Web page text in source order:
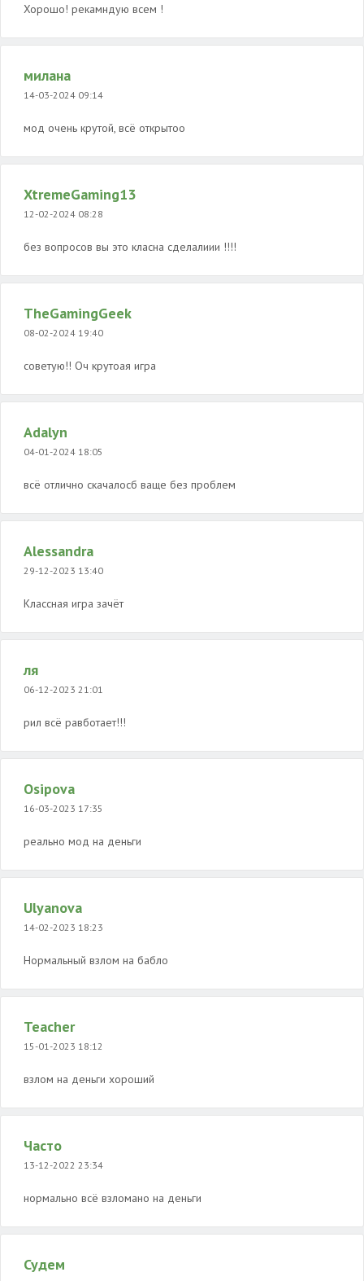
Хорошо! рекамндую всем !
милана
14-03-2024 09:14
мод очень крутой, всё открытоо
XtremeGaming13
12-02-2024 08:28
без вопросов вы это класна сделалиии !!!!
TheGamingGeek
08-02-2024 19:40
советую!! Оч крутоая игра
Adalyn
04-01-2024 18:05
всё отлично скачалосб ваще без проблем
Alessandra
29-12-2023 13:40
Классная игра зачёт
ля
06-12-2023 21:01
рил всё равботает!!!
Osipova
16-03-2023 17:35
реально мод на деньги
Ulyanova
14-02-2023 18:23
Нормальный взлом на бабло
Teacher
15-01-2023 18:12
взлом на деньги хороший
Часто
13-12-2022 23:34
нормально всё взломано на деньги
Судем